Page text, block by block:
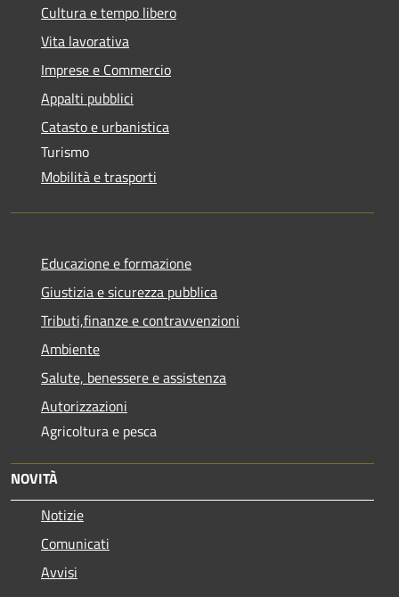
Cultura e tempo libero
Vita lavorativa
Imprese e Commercio
Appalti pubblici
Catasto e urbanistica
Turismo
Mobilità e trasporti
Educazione e formazione
Giustizia e sicurezza pubblica
Tributi,finanze e contravvenzioni
Ambiente
Salute, benessere e assistenza
Autorizzazioni
Agricoltura e pesca
NOVITÀ
Notizie
Comunicati
Avvisi